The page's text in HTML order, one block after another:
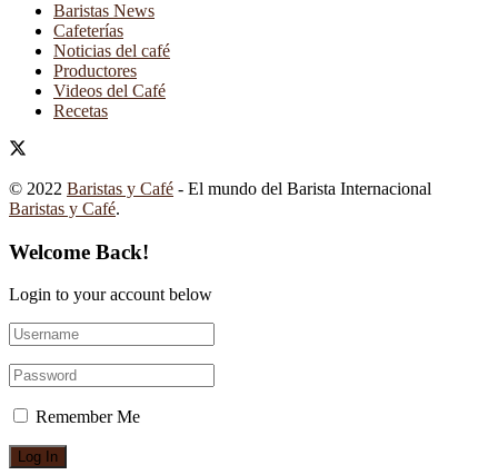
Baristas News
Cafeterías
Noticias del café
Productores
Videos del Café
Recetas
© 2022 Baristas y Café - El mundo del Barista Internacional
Baristas y Café.
Welcome Back!
Login to your account below
Remember Me